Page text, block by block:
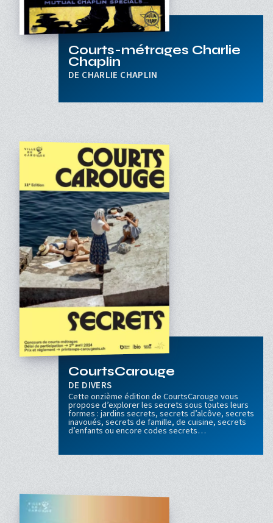
Courts-métrages Charlie
Chaplin
CHARLIE CHAPLIN
CourtsCarouge
DIVERS
Cette onzième édition de CourtsCarouge vous
propose d’explorer les secrets sous toutes leurs
formes : jardins secrets, secrets d’alcôve, secrets
inavoués, secrets de famille, de cuisine, secrets
d’enfants ou encore codes secrets…